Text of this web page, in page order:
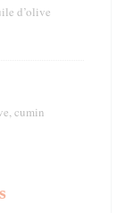
d’olive
cumin